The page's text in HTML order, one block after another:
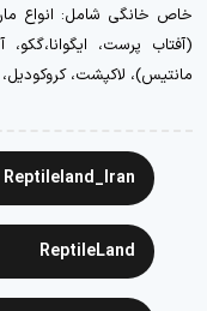
خاص خانگی شامل: انواع مار
(آفتاب پرست، ایگوانا،گکو،
مانتیس)، لاکپشت،
Reptileland_Iran
ReptileLand